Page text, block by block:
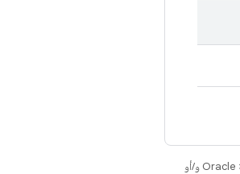
. إنّ Java وOpenJDK هما علامتان تجاريتان مسجَّلتان لشركة Oracle و/أو